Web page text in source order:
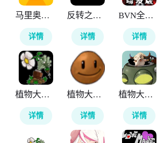
马里奥制造
详情
反转之下蓝莓
详情
BVN全明星最终版
详情
植物大战僵尸逆天版
详情
植物大战僵尸音游版
详情
植物大战僵尸新指导版
详情